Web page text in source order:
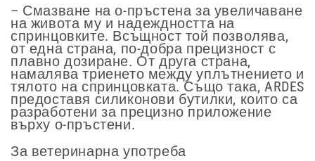
– Смазване на о-пръстена за увеличаване
на живота му и надеждността на
спринцовките. Всъщност той позволява,
от една страна, по-добра прецизност с
плавно дозиране. От друга страна,
намалява триенето между уплътнението и
тялото на спринцовката. Също така, ARDES
предоставя силиконови бутилки, които са
разработени за прецизно приложение
върху о-пръстени.
За ветеринарна употреба